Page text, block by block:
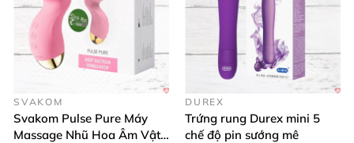
SVAKOM
Svakom Pulse Pure Máy
Massage Nhũ Hoa Âm Vật
DUREX
Trứng rung Durex mini 5
chế độ pin sướng mê